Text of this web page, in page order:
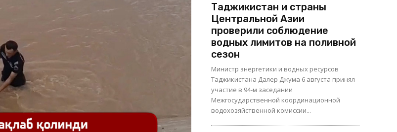
Таджикистан и страны
Центральной Азии
проверили соблюдение
водных лимитов на поливной
сезон
Министр энергетики и водных ресурсов
Таджикистана Далер Джума 6 августа принял
участие в 94-м заседании
Межгосударственной координационной
водохозяйственной комиссии...